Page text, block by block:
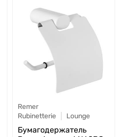
Remer
Rubinetterie
Lounge
Бумагодержатель